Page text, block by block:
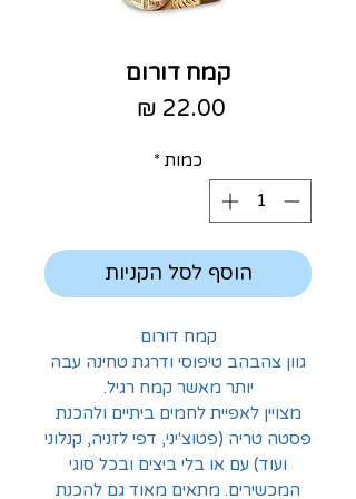
קמח דורום
כמות *
הוסף לסל הקניות
קמח דורום
גוון צהבהב טיפוסי ודרגת טחינה עבה
יותר מאשר קמח רגיל.
מצויין לאפיית לחמים ביתיים ולהכנת
פסטה טריה (פטוצ'יני, דפי לזניה, קנלוני
ועוד) עם או בלי ביצים ובכל סוגי
המכשירים. מתאים מאוד גם להכנת